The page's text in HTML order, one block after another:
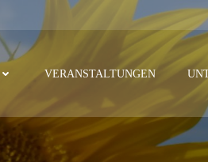
VERANSTALTUNGEN